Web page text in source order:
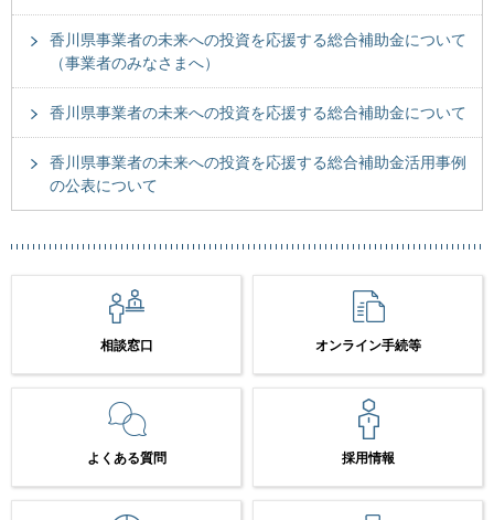
香川県事業者の未来への投資を応援する総合補助金について
（事業者のみなさまへ）
香川県事業者の未来への投資を応援する総合補助金について
香川県事業者の未来への投資を応援する総合補助金活用事例
の公表について
相談窓口 オンライン手続等
よくある質問 採用情報